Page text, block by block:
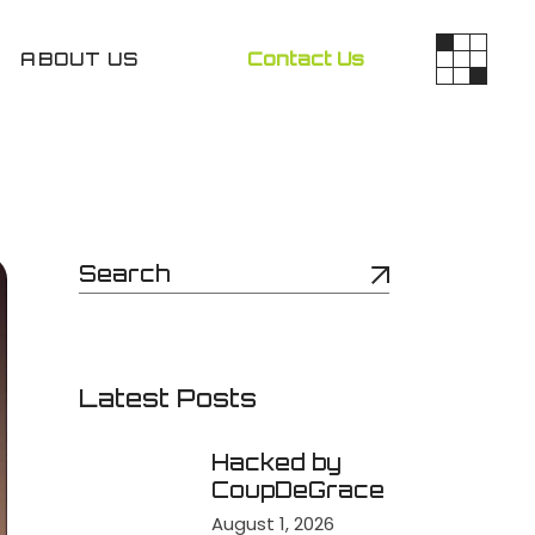
ABOUT US Contact Us
Latest Posts
Hacked by
CoupDeGrace
August 1, 2026